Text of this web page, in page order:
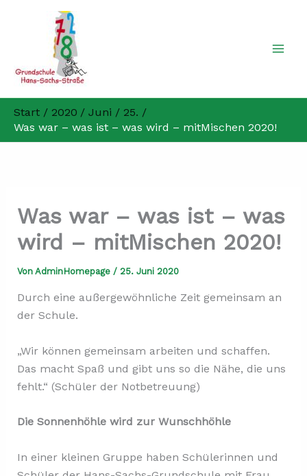
Start 2020 Juni
25.
Was war – was ist – was wird – mitMischen 2020!
Was war – was ist – was
wird – mitMischen 2020!
Von AdminHomepage / 25. Juni 2020
Durch eine außergewöhnliche Zeit gemeinsam an
der Schule.
„Wir können gemeinsam arbeiten und schaffen.
Das macht Spaß und gibt uns so die Nähe, die uns
fehlt.“ (Schüler der Notbetreuung)
Die Sonnenhöhle wird zur Wunschhöhle
In einer kleinen Gruppe haben Schülerinnen und